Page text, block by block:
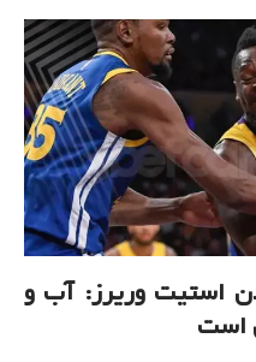
استیت وریرز: آب و
است